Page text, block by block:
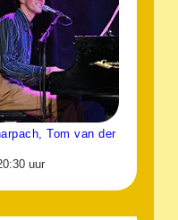
Tom van der
uur